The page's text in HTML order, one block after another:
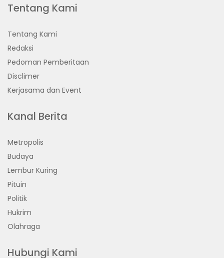
Tentang Kami
Tentang Kami
Redaksi
Pedoman Pemberitaan
Disclimer
Kerjasama dan Event
Kanal Berita
Metropolis
Budaya
Lembur Kuring
Pituin
Politik
Hukrim
Olahraga
Hubungi Kami